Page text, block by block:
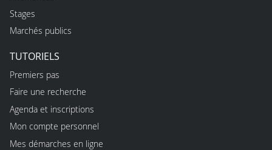
Stages
Marchés publics
TUTORIELS
Premiers pas
Faire une recherche
Agenda et inscriptions
Mon compte personnel
Mes démarches en ligne